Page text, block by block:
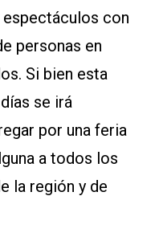
con
personas en
Si bien esta
se irá
por una feria
a todos los
la región y de